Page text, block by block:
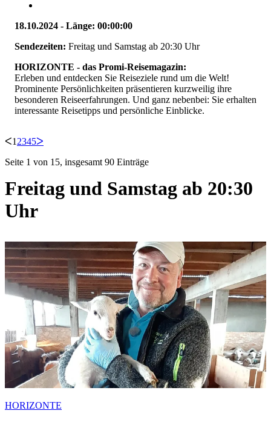
18.10.2024 - Länge: 00:00:00
Sendezeiten: Freitag und Samstag ab 20:30 Uhr
HORIZONTE - das Promi-Reisemagazin:
Erleben und entdecken Sie Reiseziele rund um die Welt!
Prominente Persönlichkeiten präsentieren kurzweilig ihre
besonderen Reiseerfahrungen. Und ganz nebenbei: Sie erhalten
interessante Reisetipps und persönliche Einblicke.
ᐸ1 2345ᐳ
Seite 1 von 15, insgesamt 90 Einträge
Freitag und Samstag ab 20:30
Uhr
HORIZONTE